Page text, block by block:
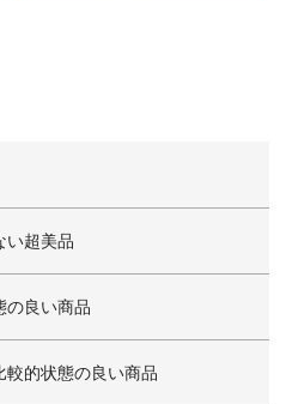
い超美品
の良い商品
較的状態の良い商品